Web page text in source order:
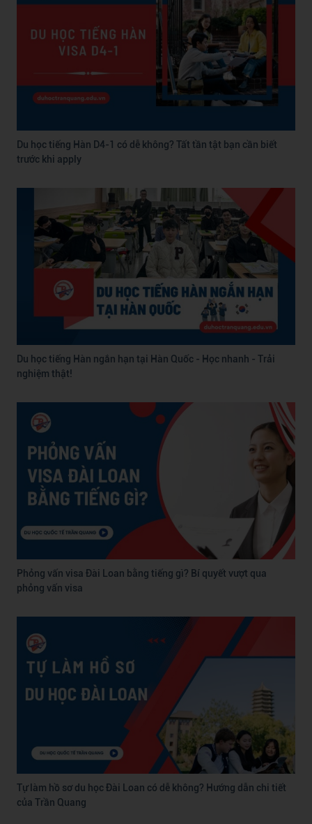
Du học tiếng Hàn D4-1 có dễ không? Tất tần tật bạn cần biết
trước khi apply
Du học tiếng Hàn ngắn hạn tại Hàn Quốc - Học nhanh - Trải
nghiệm thật!
Phỏng vấn visa Đài Loan bằng tiếng gì? Bí quyết vượt qua
phỏng vấn visa
Tự làm hồ sơ du học Đài Loan có dễ không? Hướng dẫn chi tiết
của Trần Quang